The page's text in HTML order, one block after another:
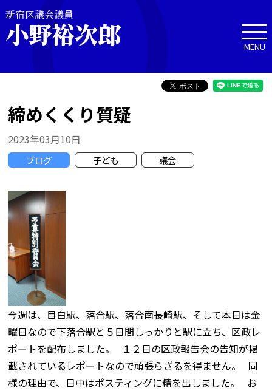
新宿区議会議員
小野裕次郎 MENU
締めくくり質疑
2023年03月10日
ブログ 子ども 議会
今週は、目白駅、落合駅、落合南長崎駅、そして本日は金
曜日なので下落合駅と５日間しっかりと駅に立ち、区政レ
ポートを配布しました。 １２日の区政報告会の告知が掲
載されているレポートなので頑張らざるを得ません。 同
様の理由で、日中はポスティングに精を出しました。 お